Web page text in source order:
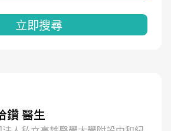
立即搜尋
鑽 醫生